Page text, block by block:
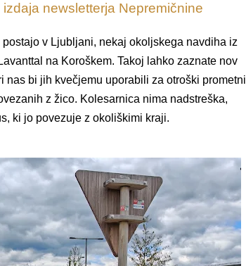
izdaja newsletterja Nepremičnine
v Ljubljani, nekaj okoljskega navdiha iz
na Koroškem. Takoj lahko zaznate nov
bi jih kvečjemu uporabili za otroški prometni
z žico. Kolesarnica nima nadstreška,
ki jo povezuje z okoliškimi kraji.